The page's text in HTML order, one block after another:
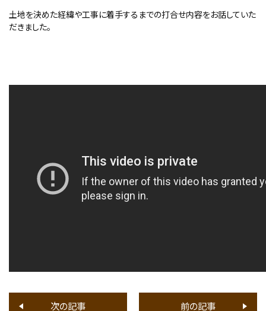
土地を決めた経緯や工事に着手するまでの打合せ内容をお話していた
だきました。
次の記事 前の記事